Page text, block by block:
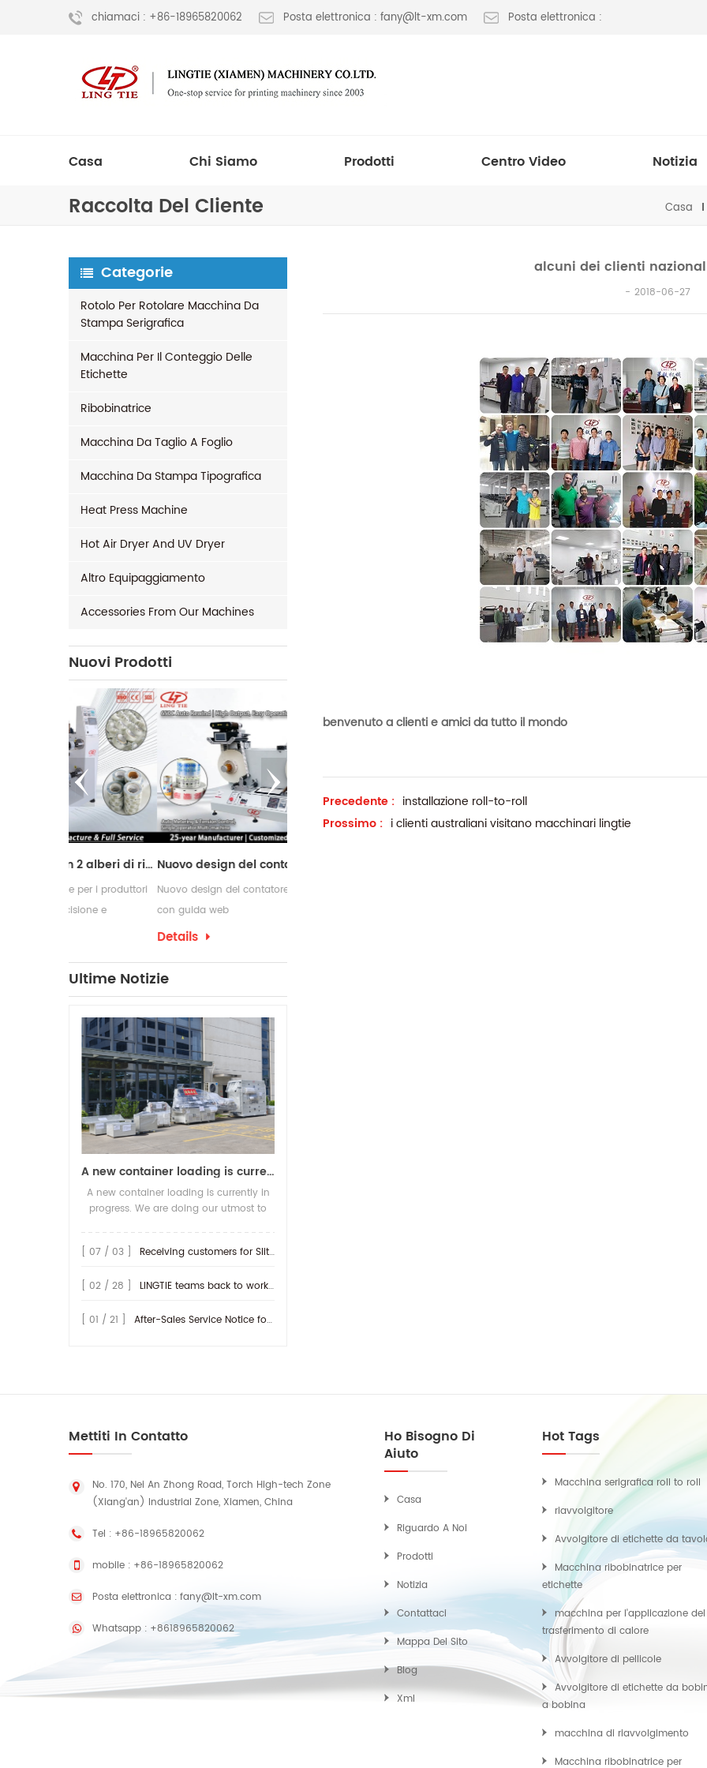
chiamaci : +86-18965820062 Posta elettronica : fany@lt-xm.com Posta elettronica :
Casa Chi Siamo Prodotti Centro Video Notizia
Raccolta Del Cliente Casa
Categorie
Rotolo Per Rotolare Macchina Da
Stampa Serigrafica
Macchina Per Il Conteggio Delle
Etichette
Ribobinatrice
Macchina Da Taglio A Foglio
Macchina Da Stampa Tipografica
Heat Press Machine
Hot Air Dryer And UV Dryer
Altro Equipaggiamento
Accessories From Our Machines
Nuovi Prodotti
Macchina da taglio con 2 alberi di riavvolgimento Nuovo design del contatore delle etichette con guida web
Nuovo design del contatore delle etichette
con guida web
Ultime Notizie
A new container loading is currently in progress.
A new container loading is currently in
progress. We are doing our utmost to
earliest possible time.
[ 07 / 03 ] Receiving customers for Slitting machine with differential Slip Shaft
[ 02 / 28 ] LINGTIE teams back to work at Feb.25th.
[ 01 / 21 ] After-Sales Service Notice for Turkey Region
alcuni dei clienti
2018-06-27
benvenuto a clienti e amici da tutto il mondo
Precedente : installazione roll-to-roll
Prossimo : i clienti australiani visitano macchinari lingtie
Mettiti In Contatto
No. 170, Nei An Zhong Road, Torch High-tech Zone
(Xiang'an) Industrial Zone, Xiamen, China
Tel : +86-18965820062
mobile : +86-18965820062
Posta elettronica : fany@lt-xm.com
Whatsapp : +8618965820062
Ho Bisogno Di
Aiuto
Casa
Riguardo A Noi
Prodotti
Notizia
Contattaci
Mappa Del Sito
Blog
Xml
Hot Tags
Macchina serigrafica roll to roll
riavvolgitore
Avvolgitore di etichette da
Macchina ribobinatrice per
etichette
macchina per l'applicazione del
trasferimento di calore
Avvolgitore di pellicole
Avvolgitore di etichette da
a bobina
macchina di riavvolgimento
Macchina ribobinatrice per